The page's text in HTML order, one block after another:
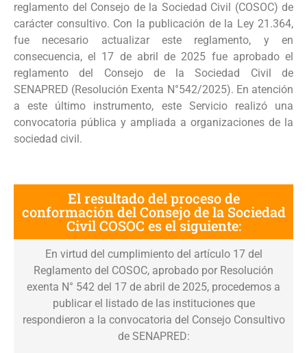
reglamento del Consejo de la Sociedad Civil (COSOC) de
carácter consultivo. Con la publicación de la Ley 21.364,
fue necesario actualizar este reglamento, y en
consecuencia, el 17 de abril de 2025 fue aprobado el
reglamento del Consejo de la Sociedad Civil de
SENAPRED (Resolución Exenta N°542/2025). En atención
a este último instrumento, este Servicio realizó una
convocatoria pública y ampliada a organizaciones de la
sociedad civil.
El resultado del proceso de
conformación del Consejo de la Sociedad
Civil COSOC es el siguiente:
En virtud del cumplimiento del artículo 17 del
Reglamento del COSOC, aprobado por Resolución
exenta N° 542 del 17 de abril de 2025, procedemos a
publicar el listado de las instituciones que
respondieron a la convocatoria del Consejo Consultivo
de SENAPRED: